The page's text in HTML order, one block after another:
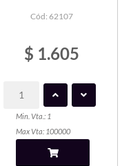
Cód: 62107
$ 1.605
Min. Vta.: 1
Max Vta: 100000